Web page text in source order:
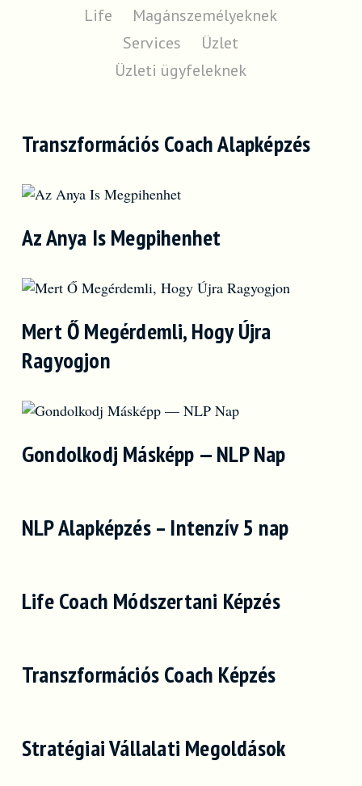
Life
Magánszemélyeknek
Services
Üzlet
Üzleti ügyfeleknek
Transzformációs Coach Alapképzés
Az Anya Is Megpihenhet
Mert Ő Megérdemli, Hogy Újra
Ragyogjon
Gondolkodj Másképp — NLP Nap
NLP Alapképzés – Intenzív 5 nap
Life Coach Módszertani Képzés
Transzformációs Coach Képzés
Stratégiai Vállalati Megoldások